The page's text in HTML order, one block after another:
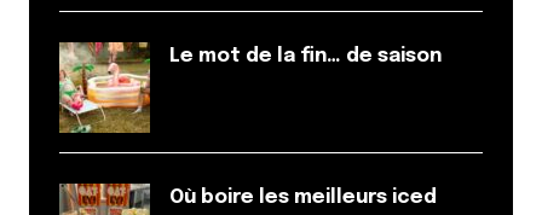
Approuvée à de nombreuses reprises !
Calamityj
30 octobre 2014 à 19 h 50 min
Répondre
Le mot de la fin… de saison
Où boire les meilleurs iced